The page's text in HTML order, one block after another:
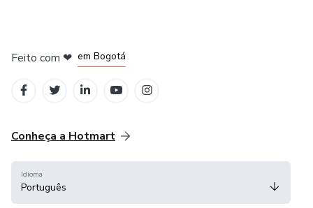
Feito com ❤ em Bogotá
Conheça a Hotmart
Idioma
Português